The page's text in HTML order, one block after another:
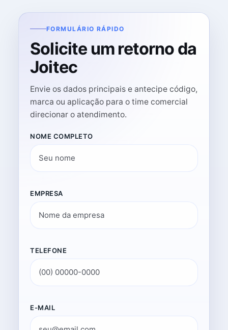
FORMULÁRIO RÁPIDO
Solicite um retorno da
Joitec
Envie os dados principais e antecipe código,
marca ou aplicação para o time comercial
direcionar o atendimento.
NOME COMPLETO
EMPRESA
TELEFONE
E-MAIL